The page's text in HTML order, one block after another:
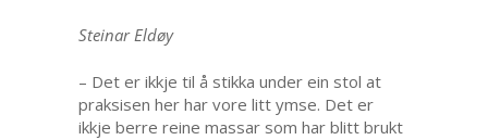
Steinar Eldøy
– Det er ikkje til å stikka under ein stol at
praksisen her har vore litt ymse. Det er
ikkje berre reine massar som har blitt brukt